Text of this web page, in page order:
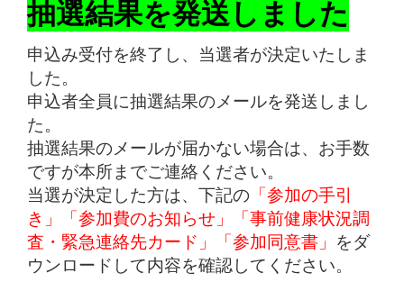
抽選結果を発送しました
申込み受付を終了し、当選者が決定いたしま
した。
申込者全員に抽選結果のメールを発送しまし
た。
抽選結果のメールが届かない場合は、お手数
ですが本所までご連絡ください。
当選が決定した方は、下記の 「参加の手引
き」「参加費のお知らせ」「事前健康状況調
査・緊急連絡先カード」「参加同意書」 をダ
ウンロードして内容を確認してください。